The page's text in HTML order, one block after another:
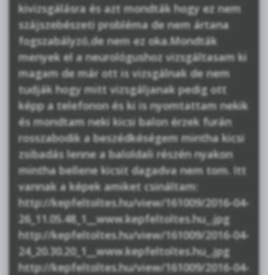
kivizsgálásra és azt mondták hogy ez nem
szájszebészeti probléma de nem ártana
fogszabályzó,de nem ez oka.Mondták
menyek el a neurológushoz vizsgáltasam ki
magam de már ott is vizsgálnak de nem
tudják hogy mitt vizsgáljanak pedig ott
képp a telefonon és ki is nyomtattam nekik
és mondtam neki kicsi balon érzek furán
rosszabodik a beszédkéségem mintha kicsi
zsibadás lenne a baloldali részén nyakon
mintha bellene kicsit dagadva nem tom. Itt
vannak a képek amiket csináltam:
http://kepfeltoltes.hu/view/161009/2016-04-
26_11.05.48_1__www.kepfeltoltes.hu_.jpg
http://kepfeltoltes.hu/view/161009/2016-04-
24_20.30.20_1__www.kepfeltoltes.hu_.jpg
http://kepfeltoltes.hu/view/161009/2016-04-